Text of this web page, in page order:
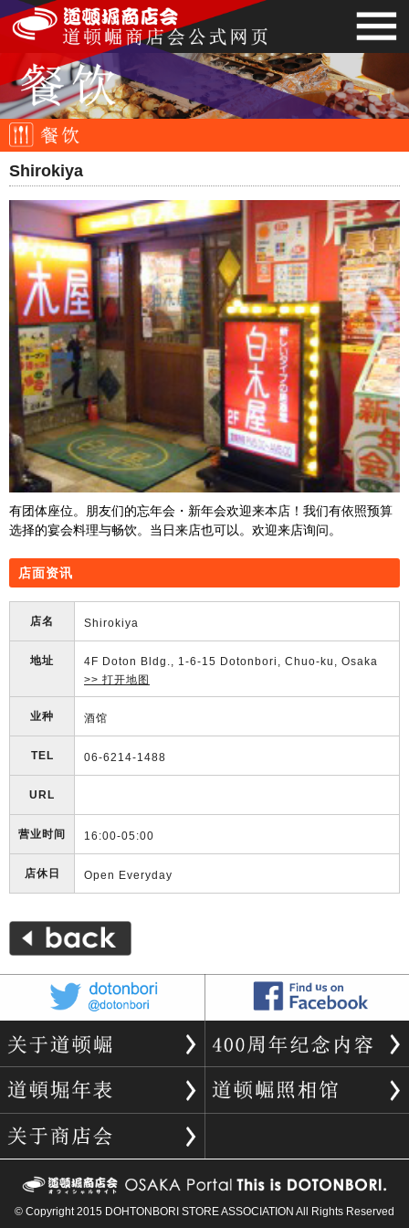
Shirokiya
有团体座位。朋友们的忘年会・新年会欢迎来本店！我们有依照预算
选择的宴会料理与畅饮。当日来店也可以。欢迎来店询问。
店面资讯
店名 Shirokiya
地址
4F Doton Bldg., 1-6-15 Dotonbori, Chuo-ku, Osaka
>> 打开地图
业种 酒馆
TEL 06-6214-1488
URL
营业时间 16:00-05:00
店休日 Open Everyday
© Copyright 2015 DOHTONBORI STORE ASSOCIATION All Rights Reserved